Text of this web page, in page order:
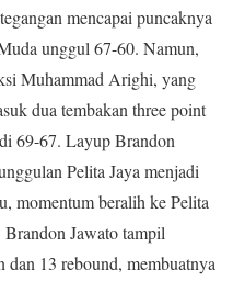
mencapai puncaknya
unggul 67-60. Namun,
Muhammad Arighi, yang
dua tembakan three point
69-67. Layup Brandon
Pelita Jaya menjadi
momentum beralih ke Pelita
Brandon Jawato tampil
dan 13 rebound, membuatnya